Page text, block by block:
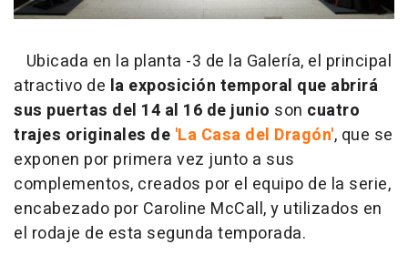
Ubicada en la planta -3 de la Galería, el principal
atractivo de la exposición temporal que abrirá
sus puertas del 14 al 16 de junio son cuatro
trajes originales de 'La Casa del Dragón', que se
exponen por primera vez junto a sus
complementos, creados por el equipo de la serie,
encabezado por Caroline McCall, y utilizados en
el rodaje de esta segunda temporada.